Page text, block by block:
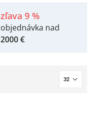
zľava 9 %
objednávka nad
2000 €